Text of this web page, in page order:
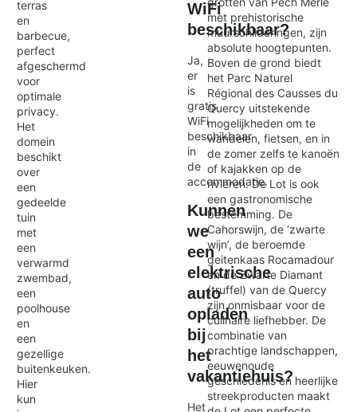
terras
en
barbecue,
perfect
afgeschermd
voor
optimale
privacy.
Het
domein
beschikt
over
een
gedeelde
tuin
met
een
verwarmd
zwembad,
een
poolhouse
en
een
gezellige
buitenkeuken.
Hier
kun
WiFi
beschikbaar?
Ja,
er
is
gratis
WiFi
beschikbaar
in
de
accommodatie.
Kunnen
we
een
elektrische
auto
opladen
bij
het
vakantiehuis?
Het
met prehistorische
muurschilderingen, zijn
absolute hoogtepunten.
Boven de grond biedt
het Parc Naturel
Régional des Causses du
Quercy uitstekende
mogelijkheden om te
wandelen, fietsen, en in
de zomer zelfs te kanoën
of kajakken op de
rivieren. De Lot is ook
een gastronomische
bestemming. De
Cahorswijn, de ‘zwarte
wijn’, de beroemde
geitenkaas Rocamadour
en de Zwarte Diamant
(truffel) van de Quercy
zijn onmisbaar voor de
culinaire liefhebber. De
combinatie van
prachtige landschappen,
eeuwenoude
geschiedenis en heerlijke
streekproducten maakt